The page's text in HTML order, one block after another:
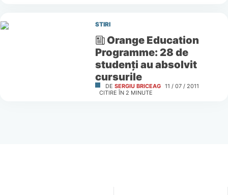
STIRI
Orange Education
Programme: 28 de
studenţi au absolvit
cursurile
DE SERGIU BRICEAG 11 / 07 / 2011
CITIRE ÎN 2 MINUTE